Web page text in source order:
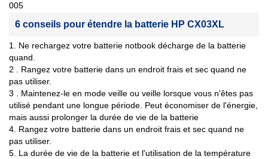
005
6 conseils pour étendre la batterie HP CX03XL
1. Ne rechargez votre batterie notbook décharge de la batterie
quand.
2 . Rangez votre batterie dans un endroit frais et sec quand ne
pas utiliser.
3 . Maintenez-le en mode veille ou veille lorsque vous n'êtes pas
utilisé pendant une longue période. Peut économiser de l'énergie,
mais aussi prolonger la durée de vie de la batterie
4. Rangez votre batterie dans un endroit frais et sec quand ne
pas utiliser.
5. La durée de vie de la batterie et l'utilisation de la température